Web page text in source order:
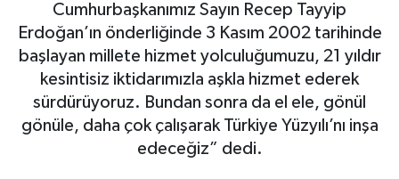
Cumhurbaşkanımız Sayın Recep Tayyip
Erdoğan’ın önderliğinde 3 Kasım 2002 tarihinde
başlayan millete hizmet yolculuğumuzu, 21 yıldır
kesintisiz iktidarımızla aşkla hizmet ederek
sürdürüyoruz. Bundan sonra da el ele, gönül
gönüle, daha çok çalışarak Türkiye Yüzyılı’nı inşa
edeceğiz” dedi.
SAĞLIK
EĞİTİM
BÖLGE